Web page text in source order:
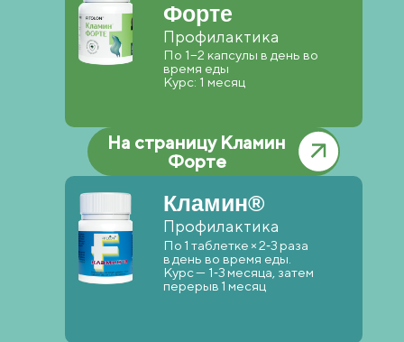
Форте
Профилактика
По 1−2 капсулы в день во
время еды
Курс: 1 месяц
На страницу Кламин
Форте
Кламин®
Профилактика
По 1 таблетке × 2‑3 раза
в день во время еды.
Курс — 1‑3 месяца, затем
перерыв 1 месяц